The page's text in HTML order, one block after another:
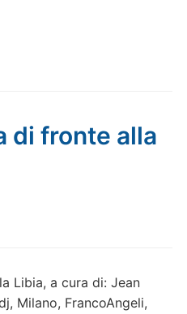
di fronte alla
Libia, a cura di: Jean
Milano, FrancoAngeli,